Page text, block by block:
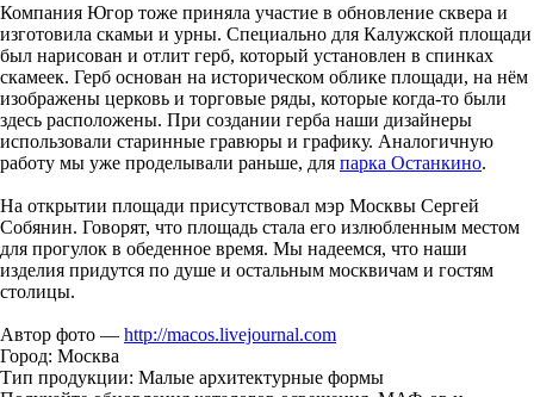
Компания Югор тоже приняла участие в обновление сквера и
изготовила скамьи и урны. Специально для Калужской площади
был нарисован и отлит герб, который установлен в спинках
скамеек. Герб основан на историческом облике площади, на нём
изображены церковь и торговые ряды, которые когда-то были
здесь расположены. При создании герба наши дизайнеры
использовали старинные гравюры и графику. Аналогичную
работу мы уже проделывали раньше, для парка Останкино.
На открытии площади присутствовал мэр Москвы Сергей
Собянин. Говорят, что площадь стала его излюбленным местом
для прогулок в обеденное время. Мы надеемся, что наши
изделия придутся по душе и остальным москвичам и гостям
столицы.
Автор фото — http://macos.livejournal.com
Город: Москва
Тип продукции: Малые архитектурные формы